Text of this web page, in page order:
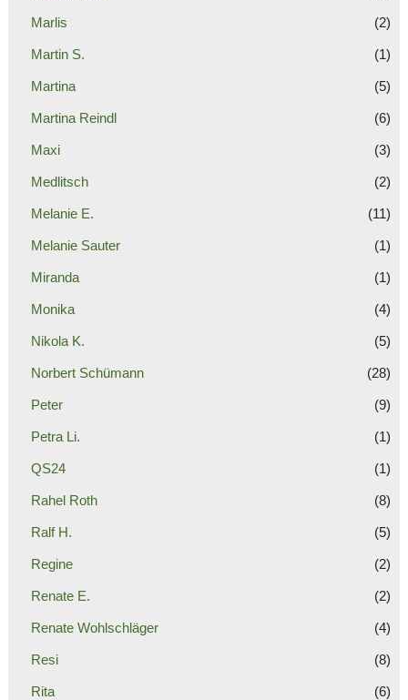
Marlis (2)
Martin S. (1)
Martina (5)
Martina Reindl (6)
Maxi (3)
Medlitsch (2)
Melanie E. (11)
Melanie Sauter (1)
Miranda (1)
Monika (4)
Nikola K. (5)
Norbert Schümann (28)
Peter (9)
Petra Li. (1)
QS24 (1)
Rahel Roth (8)
Ralf H. (5)
Regine (2)
Renate E. (2)
Renate Wohlschläger (4)
Resi (8)
Rita (6)